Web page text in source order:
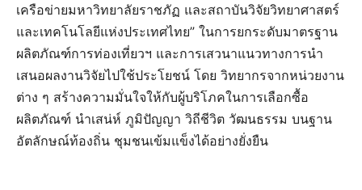
เครือข่ายมหาวิทยาลัยราชภัฏ และสถาบันวิจัยวิทยาศาสตร์
และเทคโนโลยีแห่งประเทศไทย” ในการยกระดับมาตรฐาน
ผลิตภัณฑ์การท่องเที่ยวฯ และการเสวนาแนวทางการนำ
เสนอ​ผลงานวิจัย​ไปใช้​ประโยชน์​ โดย​ วิทยากรจากหน่วยงาน​
ต่าง​ ๆ​ สร้างความมั่นใจให้กับผู้บริโภคในการเลือกซื้อ
ผลิตภัณฑ์ นำเสน่ห์ ภูมิปัญญา วิถีชีวิต วัฒนธรรม บนฐาน
อัตลักษณ์ท้องถิ่น ชุมชนเข้มแข็งได้อย่างยั่งยืน